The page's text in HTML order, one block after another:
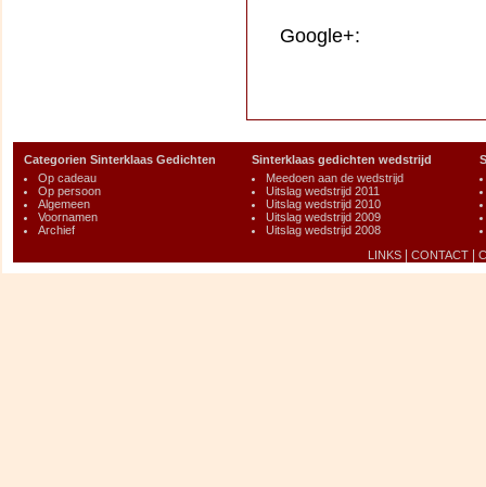
Google+:
Categorien Sinterklaas Gedichten
Op cadeau
Op persoon
Algemeen
Voornamen
Archief
Sinterklaas gedichten wedstrijd
Meedoen aan de wedstrijd
Uitslag wedstrijd 2011
Uitslag wedstrijd 2010
Uitslag wedstrijd 2009
Uitslag wedstrijd 2008
LINKS| CONTACT|